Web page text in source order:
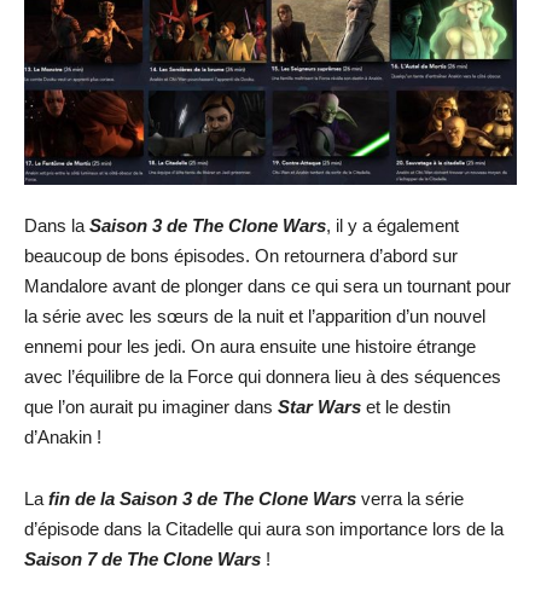
Dans la Saison 3 de The Clone Wars, il y a également
beaucoup de bons épisodes. On retournera d’abord sur
Mandalore avant de plonger dans ce qui sera un tournant pour
la série avec les sœurs de la nuit et l’apparition d’un nouvel
ennemi pour les jedi. On aura ensuite une histoire étrange
avec l’équilibre de la Force qui donnera lieu à des séquences
que l’on aurait pu imaginer dans Star Wars et le destin
d’Anakin !
La fin de la Saison 3 de The Clone Wars verra la série
d’épisode dans la Citadelle qui aura son importance lors de la
Saison 7 de The Clone Wars !